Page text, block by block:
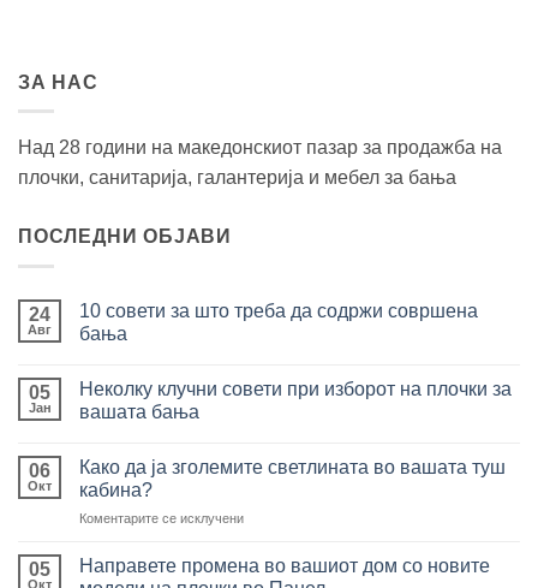
ЗА НАС
Над 28 години на македонскиот пазар за продажба на
плочки, санитарија, галантерија и мебел за бања
ПОСЛЕДНИ ОБЈАВИ
24
Авг
10 совети за што треба да содржи совршена
бања
за
совети
треба
содржи
совршена
05
Јан
Неколку клучни совети при изборот на плочки за
вашата бања
за
Неколку
клучни
совети
на
плочки
06
Окт
Како да ја зголемите светлината во вашата туш
кабина?
Коментарите се исклученина
05
Окт
Направете промена во вашиот дом со новите